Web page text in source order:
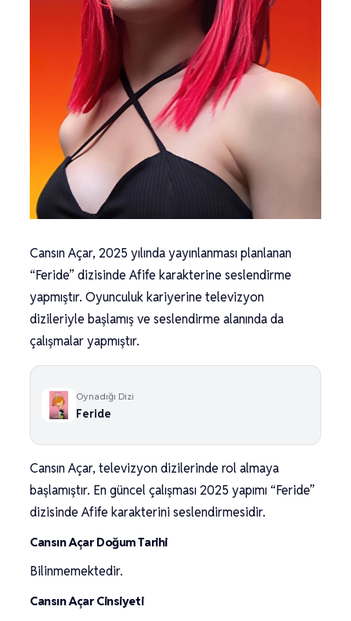
Cansın Açar, 2025 yılında yayınlanması planlanan
“Feride” dizisinde Afife karakterine seslendirme
yapmıştır. Oyunculuk kariyerine televizyon
dizileriyle başlamış ve seslendirme alanında da
çalışmalar yapmıştır.
Oynadığı Dizi
Feride
Cansın Açar, televizyon dizilerinde rol almaya
başlamıştır. En güncel çalışması 2025 yapımı “Feride”
dizisinde Afife karakterini seslendirmesidir.
Cansın Açar Doğum Tarihi
Bilinmemektedir.
Cansın Açar Cinsiyeti